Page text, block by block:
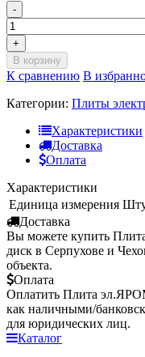
-
+
В корзину
К сравнению В
Категории: Плиты
Характеристики
Доставка
Оплата
Характеристики
Единица измерения
Доставка
Вы можете купить
диск в Серпухове и
объекта.
Оплата
Оплатить Плита
как наличными/
для юридических лиц.
Каталог